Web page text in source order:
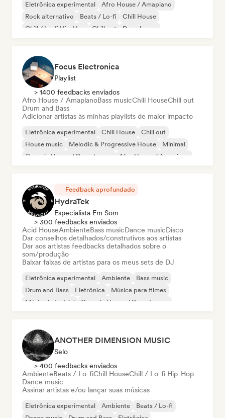
Eletrônica experimental
Afro House / Amapiano
Rock alternativo
Beats / Lo-fi
Chill House
Chill / Lo-fi Hip-Hop
Chill out Deep house
Focus Electronica
Playlist
> 1400 feedbacks enviados
Afro House / AmapianoBass musicChill HouseChill out
Drum and Bass
Adicionar artistas às minhas playlists de maior impacto
Eletrônica experimental Chill House
Chill out
House music
Melodic & Progressive House
Minimal
Organic House / Downtempo
Afro House / Amapiano
Feedback aprofundado
HydraTek
Especialista Em Som
> 300 feedbacks enviados
Acid HouseAmbienteBass musicDance musicDisco
Dar conselhos detalhados/construtivos aos artistas
Dar aos artistas feedbacks detalhados sobre o
som/produção
Baixar faixas de artistas para os meus sets de DJ
Eletrônica experimental Ambiente
Bass music
Drum and Bass
Eletrônica
Música para filmes
Música industrial
Organic House / Downtempo
ANOTHER DIMENSION MUSIC
Selo
> 400 feedbacks enviados
AmbienteBeats / Lo-fiChill HouseChill / Lo-fi Hip-Hop
Dance music
Assinar artistas e/ou lançar suas músicas
Eletrônica experimental Ambiente
Beats / Lo-fi